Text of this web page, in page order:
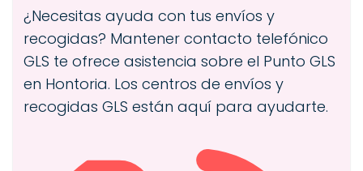
¿Necesitas ayuda con tus envíos y
recogidas? Mantener contacto telefónico
GLS te ofrece asistencia sobre el Punto GLS
en Hontoria. Los centros de envíos y
recogidas GLS están aquí para ayudarte.